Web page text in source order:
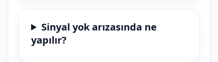
Sinyal yok arızasında ne
yapılır?